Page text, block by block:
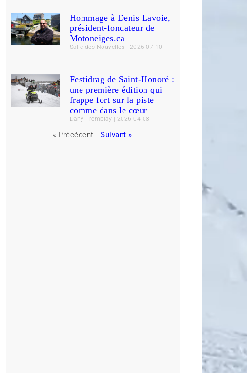
Hommage à Denis Lavoie,
président-fondateur de
Motoneiges.ca
Salle des Nouvelles 2026-07-10
Festidrag de Saint-Honoré :
une première édition qui
frappe fort sur la piste
comme dans le cœur
Dany Tremblay 2026-04-08
« Précédent Suivant »